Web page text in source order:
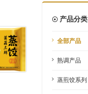
产品分类
全部产品
熟调产品
蒸煎饺系列